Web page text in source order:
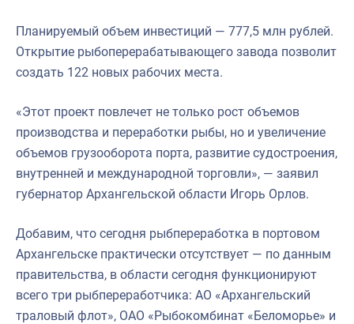
Планируемый объем инвестиций — 777,5 млн рублей.
Открытие рыбоперерабатывающего завода позволит
создать 122 новых рабочих места.
«Этот проект повлечет не только рост объемов
производства и переработки рыбы, но и увеличение
объемов грузооборота порта, развитие судостроения,
внутренней и международной торговли», — заявил
губернатор Архангельской области Игорь Орлов.
Добавим, что сегодня рыбпереработка в портовом
Архангельске практически отсутствует — по данным
правительства, в области сегодня функционируют
всего три рыбпереработчика: АО «Архангельский
траловый флот», ОАО «Рыбокомбинат «Беломорье» и